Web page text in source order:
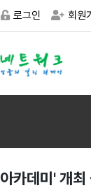
로그인 회원
카데미' 개